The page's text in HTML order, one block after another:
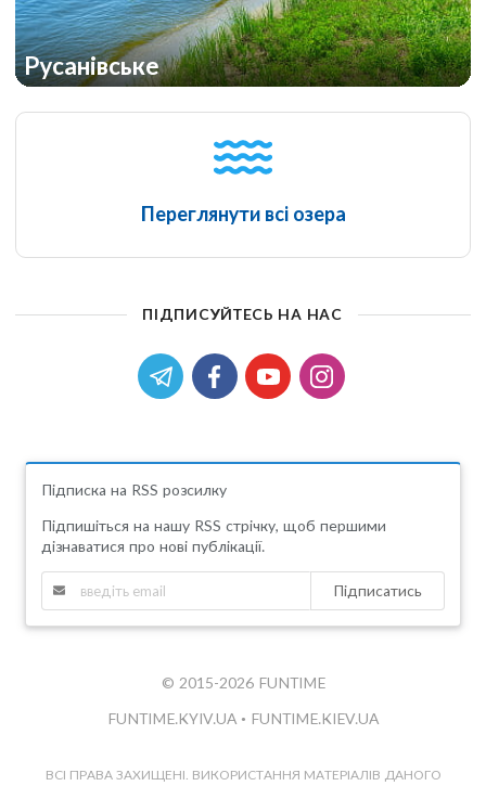
Русанівське
Переглянути всі озера
ПІДПИСУЙТЕСЬ НА НАС
Підписка на RSS розсилку
Підпишіться на нашу RSS стрічку, щоб першими
дізнаватися про нові публікації.
Підписатись
© 2015-2026 FUNTIME
FUNTIME.KYIV.UA • FUNTIME.KIEV.UA
ВСІ ПРАВА ЗАХИЩЕНІ. ВИКОРИСТАННЯ МАТЕРІАЛІВ ДАНОГО